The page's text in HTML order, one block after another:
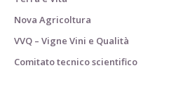
Nova Agricoltura
VVQ – Vigne Vini e Qualità
Comitato tecnico scientifico